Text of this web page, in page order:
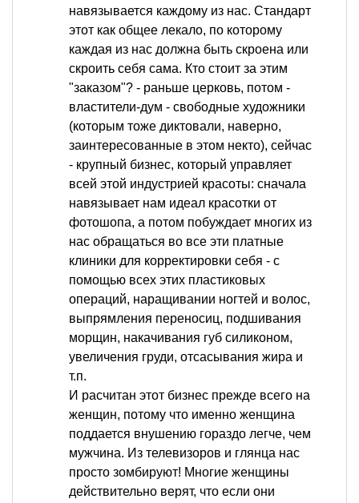
навязывается каждому из нас. Стандарт
этот как общее лекало, по которому
каждая из нас должна быть скроена или
скроить себя сама. Кто стоит за этим
"заказом"? - раньше церковь, потом -
властители-дум - свободные художники
(которым тоже диктовали, наверно,
заинтересованные в этом некто), сейчас
- крупный бизнес, который управляет
всей этой индустрией красоты: сначала
навязывает нам идеал красотки от
фотошопа, а потом побуждает многих из
нас обращаться во все эти платные
клиники для корректировки себя - с
помощью всех этих пластиковых
операций, наращивании ногтей и волос,
выпрямления переносиц, подшивания
морщин, накачивания губ силиконом,
увеличения груди, отсасывания жира и
т.п.
И расчитан этот бизнес прежде всего на
женщин, потому что именно женщина
поддается внушению гораздо легче, чем
мужчина. Из телевизоров и глянца нас
просто зомбируют! Многие женщины
действительно верят, что если они